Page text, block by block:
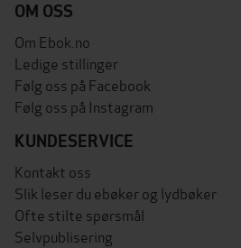
OM OSS
Om Ebok.no
Ledige stillinger
Følg oss på Facebook
Følg oss på Instagram
KUNDESERVICE
Kontakt oss
Slik leser du ebøker og lydbøker
Ofte stilte spørsmål
Selvpublisering